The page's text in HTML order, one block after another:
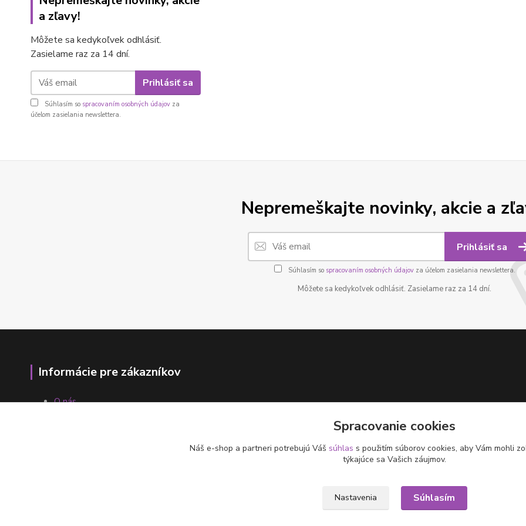
a zľavy!
Môžete sa kedykoľvek odhlásiť.
Zasielame raz za 14 dní.
Prihlásiť sa
Súhlasím so spracovaním osobných údajov za
účelom zasielania newslettera.
Nepremeškajte novinky, akcie a
Prihlásiť sa
Súhlasím so spracovaním osobných údajovza účelom zasielania newslettera.
Môžete sa kedykoľvek odhlásiť. Zasielame raz za 14 dní.
Informácie pre zákazníkov
O nás
Spracovanie cookies
Náš e-shop a partneri potrebujú Váš súhlas s použitím súborov cookies, aby Vám mohli
týkajúce sa Vašich záujmov.
Nastavenia Súhlasím